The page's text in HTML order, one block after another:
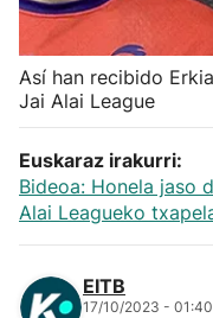
Balonmano
Kirolak 360
Atletismo
Carreras de
Más deportes
Así han recibido
Jai Alai League
Euskaraz irakurri:
Bideoa: Honela jaso
Alai Leagueko
EITB
17/10/2023 - 01:40